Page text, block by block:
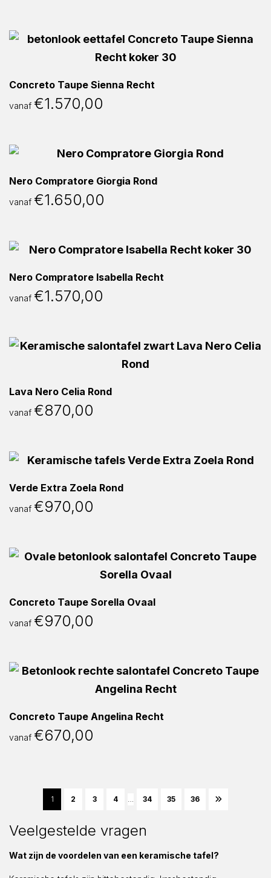
Concreto Taupe Sienna Recht
vanaf €1.570,00
Nero Compratore Giorgia Rond
vanaf €1.650,00
Nero Compratore Isabella Recht
vanaf €1.570,00
Lava Nero Celia Rond
vanaf €870,00
Verde Extra Zoela Rond
vanaf €970,00
Concreto Taupe Sorella Ovaal
vanaf €970,00
Concreto Taupe Angelina Recht
vanaf €670,00
1 2 3 4 … 34 35 36
Veelgestelde vragen
Wat zijn de voordelen van een keramische tafel?